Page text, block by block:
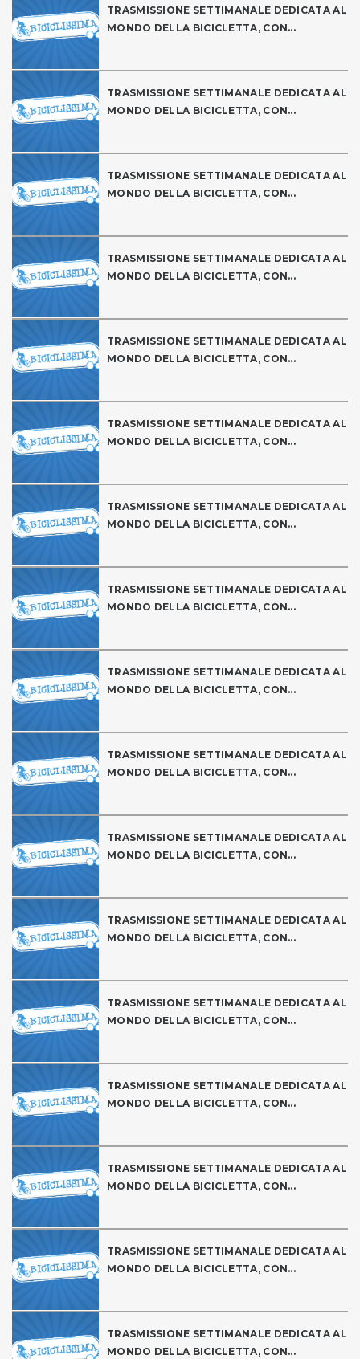
TRASMISSIONE SETTIMANALE DEDICATA AL
MONDO DELLA BICICLETTA, CON...
TRASMISSIONE SETTIMANALE DEDICATA AL
MONDO DELLA BICICLETTA, CON...
TRASMISSIONE SETTIMANALE DEDICATA AL
MONDO DELLA BICICLETTA, CON...
TRASMISSIONE SETTIMANALE DEDICATA AL
MONDO DELLA BICICLETTA, CON...
TRASMISSIONE SETTIMANALE DEDICATA AL
MONDO DELLA BICICLETTA, CON...
TRASMISSIONE SETTIMANALE DEDICATA AL
MONDO DELLA BICICLETTA, CON...
TRASMISSIONE SETTIMANALE DEDICATA AL
MONDO DELLA BICICLETTA, CON...
TRASMISSIONE SETTIMANALE DEDICATA AL
MONDO DELLA BICICLETTA, CON...
TRASMISSIONE SETTIMANALE DEDICATA AL
MONDO DELLA BICICLETTA, CON...
TRASMISSIONE SETTIMANALE DEDICATA AL
MONDO DELLA BICICLETTA, CON...
TRASMISSIONE SETTIMANALE DEDICATA AL
MONDO DELLA BICICLETTA, CON...
TRASMISSIONE SETTIMANALE DEDICATA AL
MONDO DELLA BICICLETTA, CON...
TRASMISSIONE SETTIMANALE DEDICATA AL
MONDO DELLA BICICLETTA, CON...
TRASMISSIONE SETTIMANALE DEDICATA AL
MONDO DELLA BICICLETTA, CON...
TRASMISSIONE SETTIMANALE DEDICATA AL
MONDO DELLA BICICLETTA, CON...
TRASMISSIONE SETTIMANALE DEDICATA AL
MONDO DELLA BICICLETTA, CON...
TRASMISSIONE SETTIMANALE DEDICATA AL
MONDO DELLA BICICLETTA, CON...